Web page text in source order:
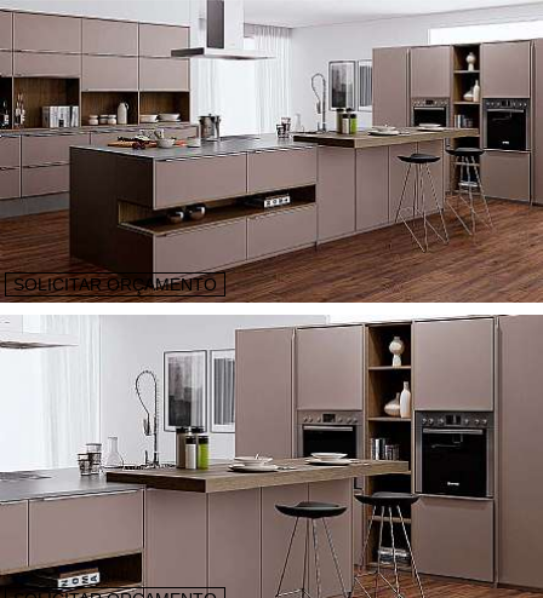
SOLICITAR ORÇAMENTO